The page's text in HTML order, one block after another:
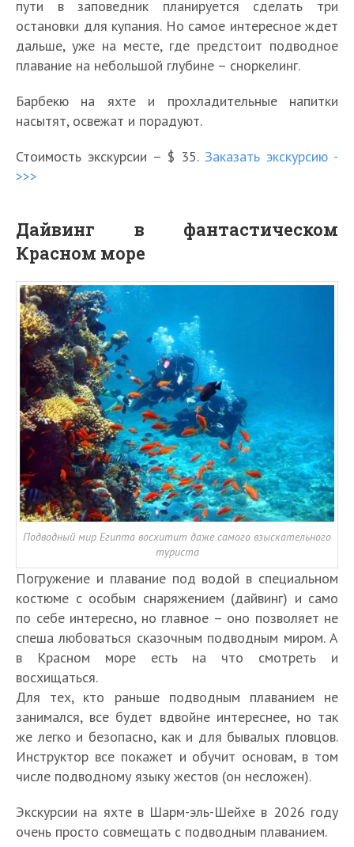
пути в заповедник планируется сделать три
остановки для купания. Но самое интересное ждет
дальше, уже на месте, где предстоит подводное
плавание на небольшой глубине – сноркелинг.
Барбекю на яхте и прохладительные напитки
насытят, освежат и порадуют.
Стоимость экскурсии – $ 35. Заказать экскурсию -
>>>
Дайвинг в фантастическом
Красном море
Подводный мир Египта восхитит даже самого взыскательного
туриста
Погружение и плавание под водой в специальном
костюме с особым снаряжением (дайвинг) и само
по себе интересно, но главное – оно позволяет не
спеша любоваться сказочным подводным миром. А
в Красном море есть на что смотреть и
восхищаться.
Для тех, кто раньше подводным плаванием не
занимался, все будет вдвойне интереснее, но так
же легко и безопасно, как и для бывалых пловцов.
Инструктор все покажет и обучит основам, в том
числе подводному языку жестов (он несложен).
Экскурсии на яхте в Шарм-эль-Шейхе в 2026 году
очень просто совмещать с подводным плаванием.